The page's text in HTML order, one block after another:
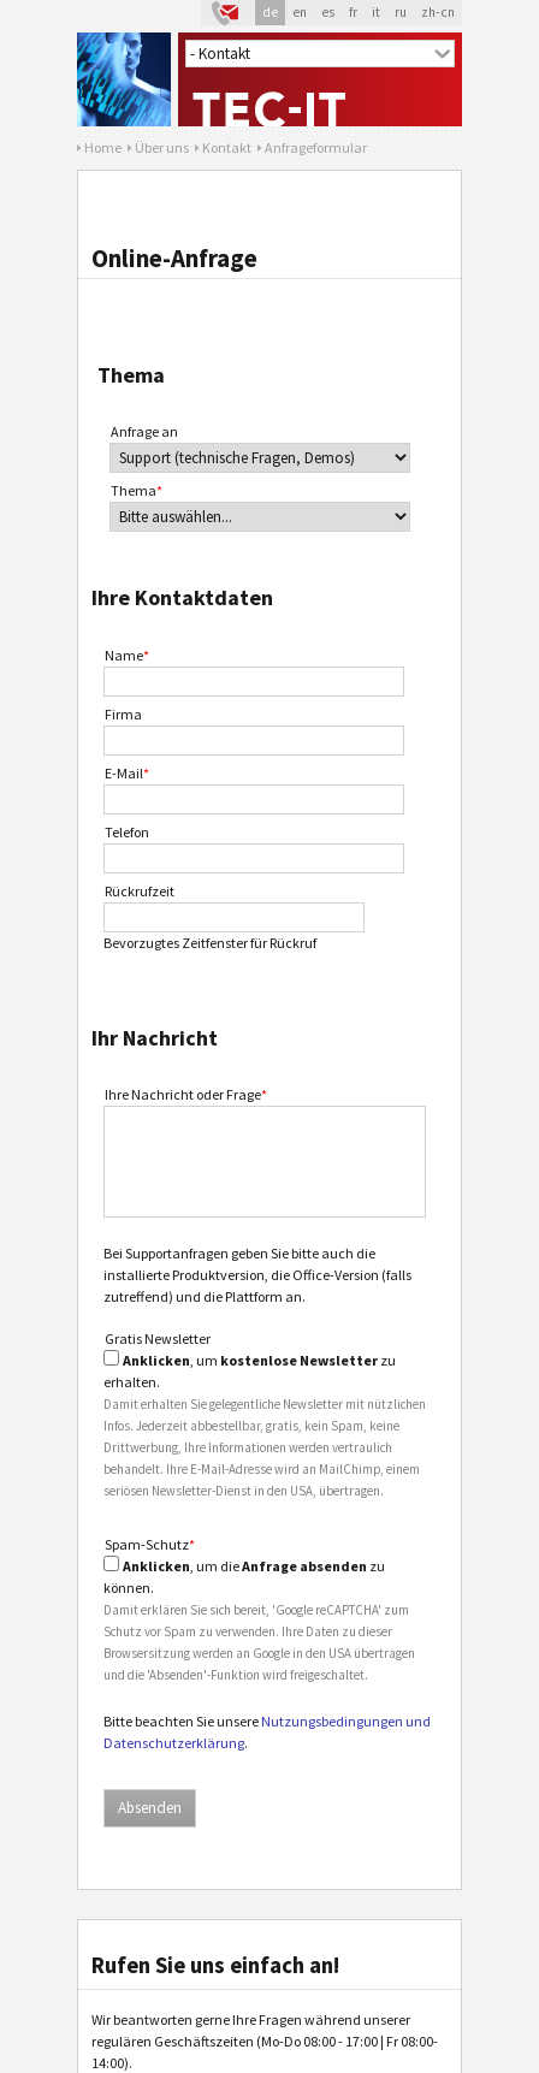
de en es fr it ru zh-cn
Home Über uns Kontakt Anfrageformular
Online-Anfrage
Thema
Anfrage an
Thema*
Ihre Kontaktdaten
Name*
Firma
E-Mail*
Telefon
Rückrufzeit
Bevorzugtes Zeitfenster für Rückruf
Ihr Nachricht
Ihre Nachricht oder Frage*
Bei Supportanfragen geben Sie bitte auch die
installierte Produktversion, die Office-Version (falls
zutreffend) und die Plattform an.
Gratis Newsletter
Anklicken, um kostenlose Newsletter zu
erhalten.
Damit erhalten Sie gelegentliche Newsletter mit nützlichen
Infos. Jederzeit abbestellbar, gratis, kein Spam, keine
Drittwerbung, Ihre Informationen werden vertraulich
behandelt. Ihre E-Mail-Adresse wird an MailChimp, einem
seriösen Newsletter-Dienst in den USA, übertragen.
Spam-Schutz*
Anklicken, um dieAnfrage absenden zu
können.
Damit erklären Sie sich bereit, 'Google reCAPTCHA' zum
Schutz vor Spam zu verwenden. Ihre Daten zu dieser
Browsersitzung werden an Google in den USA übertragen
und die 'Absenden'-Funktion wird freigeschaltet.
Bitte beachten Sie unsere Nutzungsbedingungen und
Datenschutzerklärung.
Rufen Sie uns einfach an!
Wir beantworten gerne Ihre Fragen während unserer
regulären Geschäftszeiten (Mo-Do 08:00 - 17:00 | Fr 08:00-
14:00).